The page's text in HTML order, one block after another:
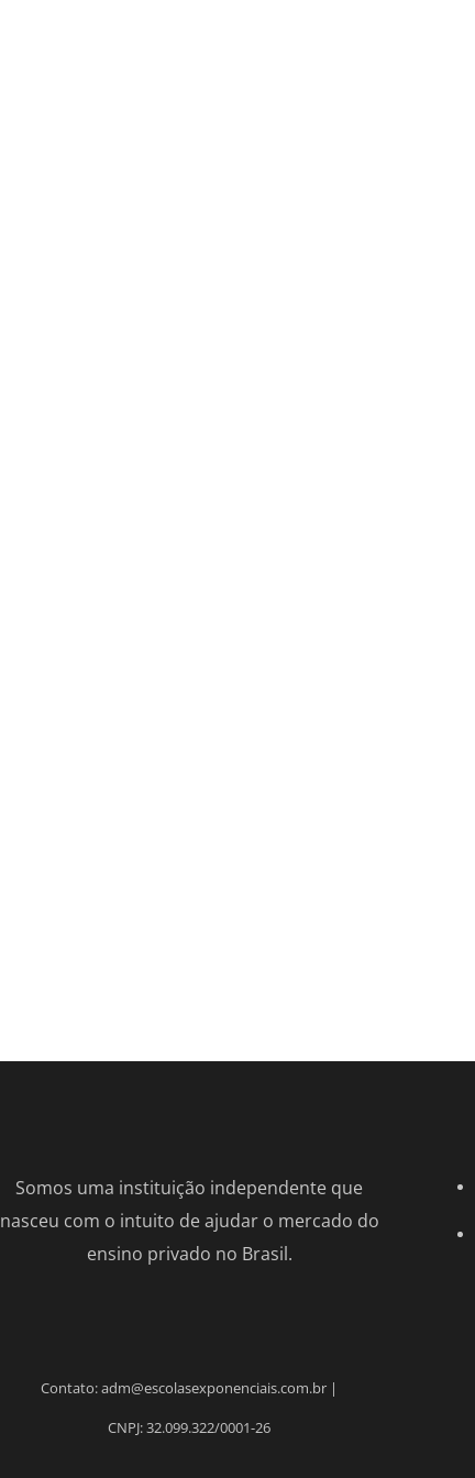
Somos uma instituição independente que
nasceu com o intuito de ajudar o mercado do
ensino privado no Brasil.
Contato: adm@escolasexponenciais.com.br |
CNPJ: 32.099.322/0001-26